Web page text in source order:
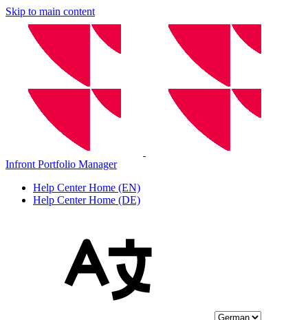
Skip to main content
Infront Portfolio Manager
Help Center Home (EN)
Help Center Home (DE)